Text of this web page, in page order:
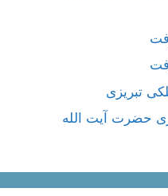
تبریزی
حضرت آیت الله